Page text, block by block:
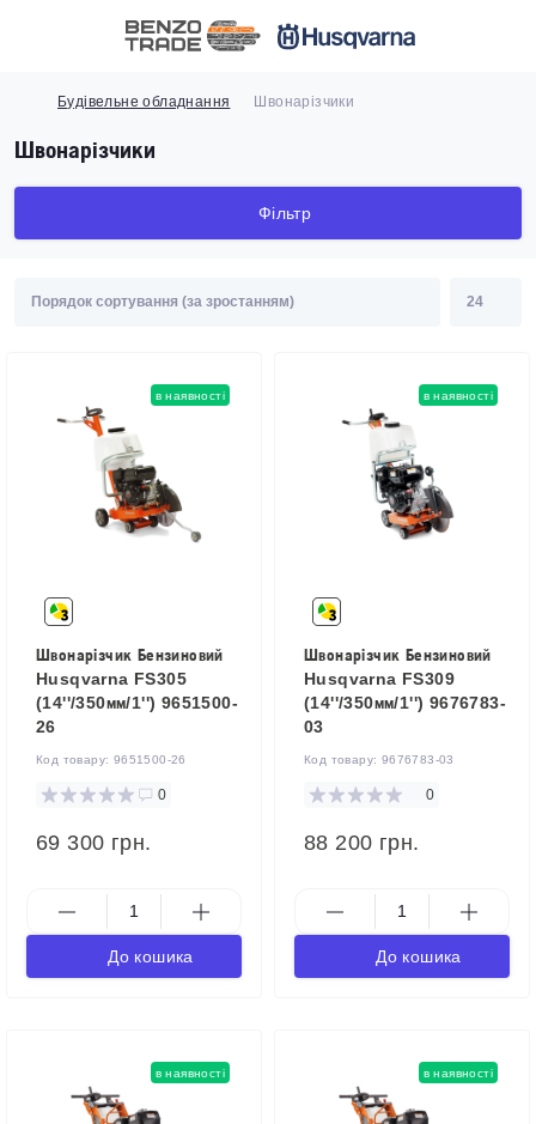
Будівельне обладнання Швонарізчики
Швонарізчики
Фільтр
в наявності
Швонарізчик Бензиновий
Husqvarna FS305
(14''/350мм/1'') 9651500-
26
Код товару: 9651500-26
0
69 300 грн.
До кошика
в наявності
Швонарізчик Бензиновий
Husqvarna FS309
(14''/350мм/1'') 9676783-
03
Код товару: 9676783-03
0
88 200 грн.
До кошика
в наявності в наявності